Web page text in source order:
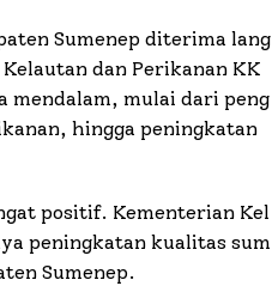
Sumenep diterima lang
dan Perikanan KK
mendalam, mulai dari peng
hingga peningkatan
positif. Kementerian Kel
peningkatan kualitas sum
Sumenep.